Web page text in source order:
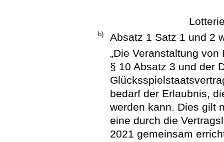
b)
Absatz 1 Satz 1 und 2
„Die Veranstaltung
§ 10 Absatz 3 und der
bedarf der Erlaubnis,
werden kann. Dies gilt
eine durch die
2021 gemeinsam